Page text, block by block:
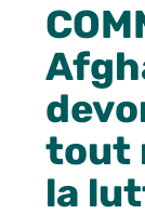
tout
la